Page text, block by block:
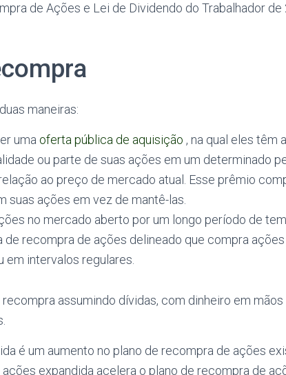
de Ações e Lei de Dividendo do Trabalhador de
maneiras:
uma oferta pública de aquisição , na qual eles têm
ou parte de suas ações em um determinado
ao preço de mercado atual. Esse prêmio
ações em vez de mantê-las.
no mercado aberto por um longo período de
de recompra de ações delineado que compra
intervalos regulares.
assumindo dívidas, com dinheiro em
é um aumento no plano de recompra de ações
expandida acelera o plano de recompra de